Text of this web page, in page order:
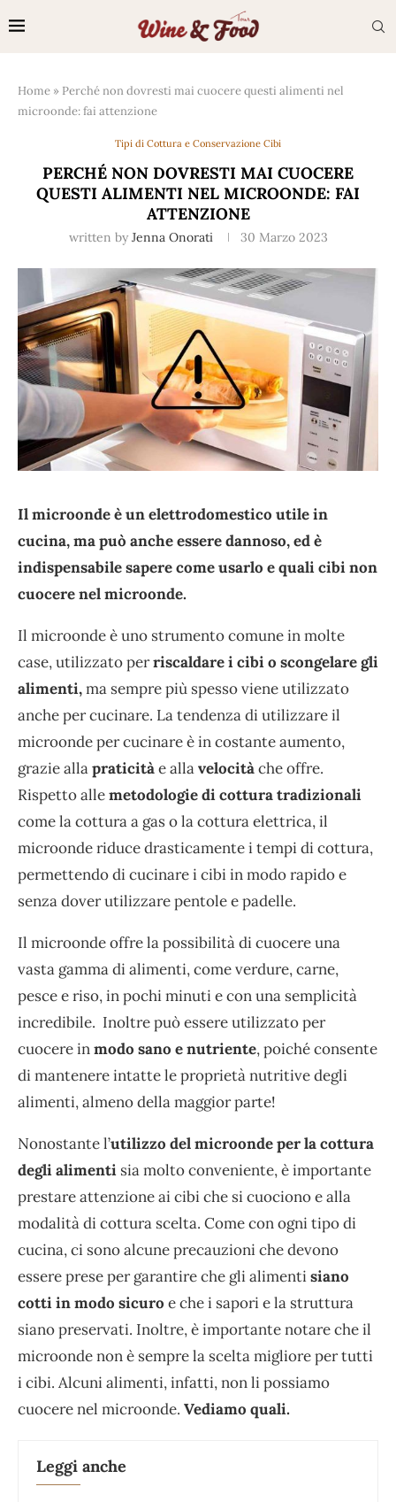
Home » Perché non dovresti mai cuocere questi alimenti nel
microonde: fai attenzione
Tipi di Cottura e Conservazione Cibi
PERCHÉ NON DOVRESTI MAI CUOCERE
QUESTI ALIMENTI NEL MICROONDE: FAI
ATTENZIONE
written by Jenna Onorati 30 Marzo 2023
Il microonde è un elettrodomestico utile in
cucina, ma può anche essere dannoso, ed è
indispensabile sapere come usarlo e quali cibi non
cuocere nel microonde.
Il microonde è uno strumento comune in molte
case, utilizzato perriscaldare i cibi o scongelare gli
alimenti,ma sempre più spesso viene utilizzato
anche per cucinare. La tendenza di utilizzare il
microonde per cucinare è in costante aumento,
grazie allapraticitàe allavelocitàche offre.
Rispetto allemetodologie di cottura tradizionali
come la cottura a gas o la cottura elettrica, il
microonde riduce drasticamente i tempi di cottura,
permettendo di cucinare i cibi in modo rapido e
senza dover utilizzare pentole e padelle.
Il microonde offre la possibilità di cuocere una
vasta gamma di alimenti, come verdure, carne,
pesce e riso, in pochi minuti e con una semplicità
incredibile. Inoltre può essere utilizzato per
cuocere inmodo sano e nutriente, poiché consente
di mantenere intatte le proprietà nutritive degli
alimenti, almeno della maggior parte!
Nonostante l’utilizzo del microonde per la cottura
degli alimenti sia molto conveniente, è importante
prestare attenzione ai cibi che si cuociono e alla
modalità di cottura scelta. Come con ogni tipo di
cucina, ci sono alcune precauzioni che devono
essere prese per garantire che gli alimentisiano
cotti in modo sicuro e che i sapori e la struttura
siano preservati. Inoltre, è importante notare che il
microonde non è sempre la scelta migliore per tutti
i cibi. Alcuni alimenti, infatti, non li possiamo
cuocere nel microonde. Vediamo quali.
Leggi anche